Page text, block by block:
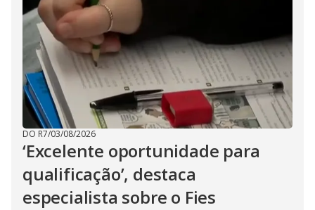
DO R7/03/08/2026
‘Excelente oportunidade para
qualificação’, destaca
especialista sobre o Fies